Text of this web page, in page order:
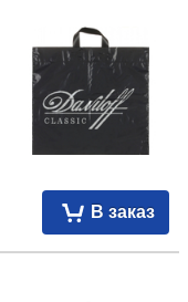
В заказ